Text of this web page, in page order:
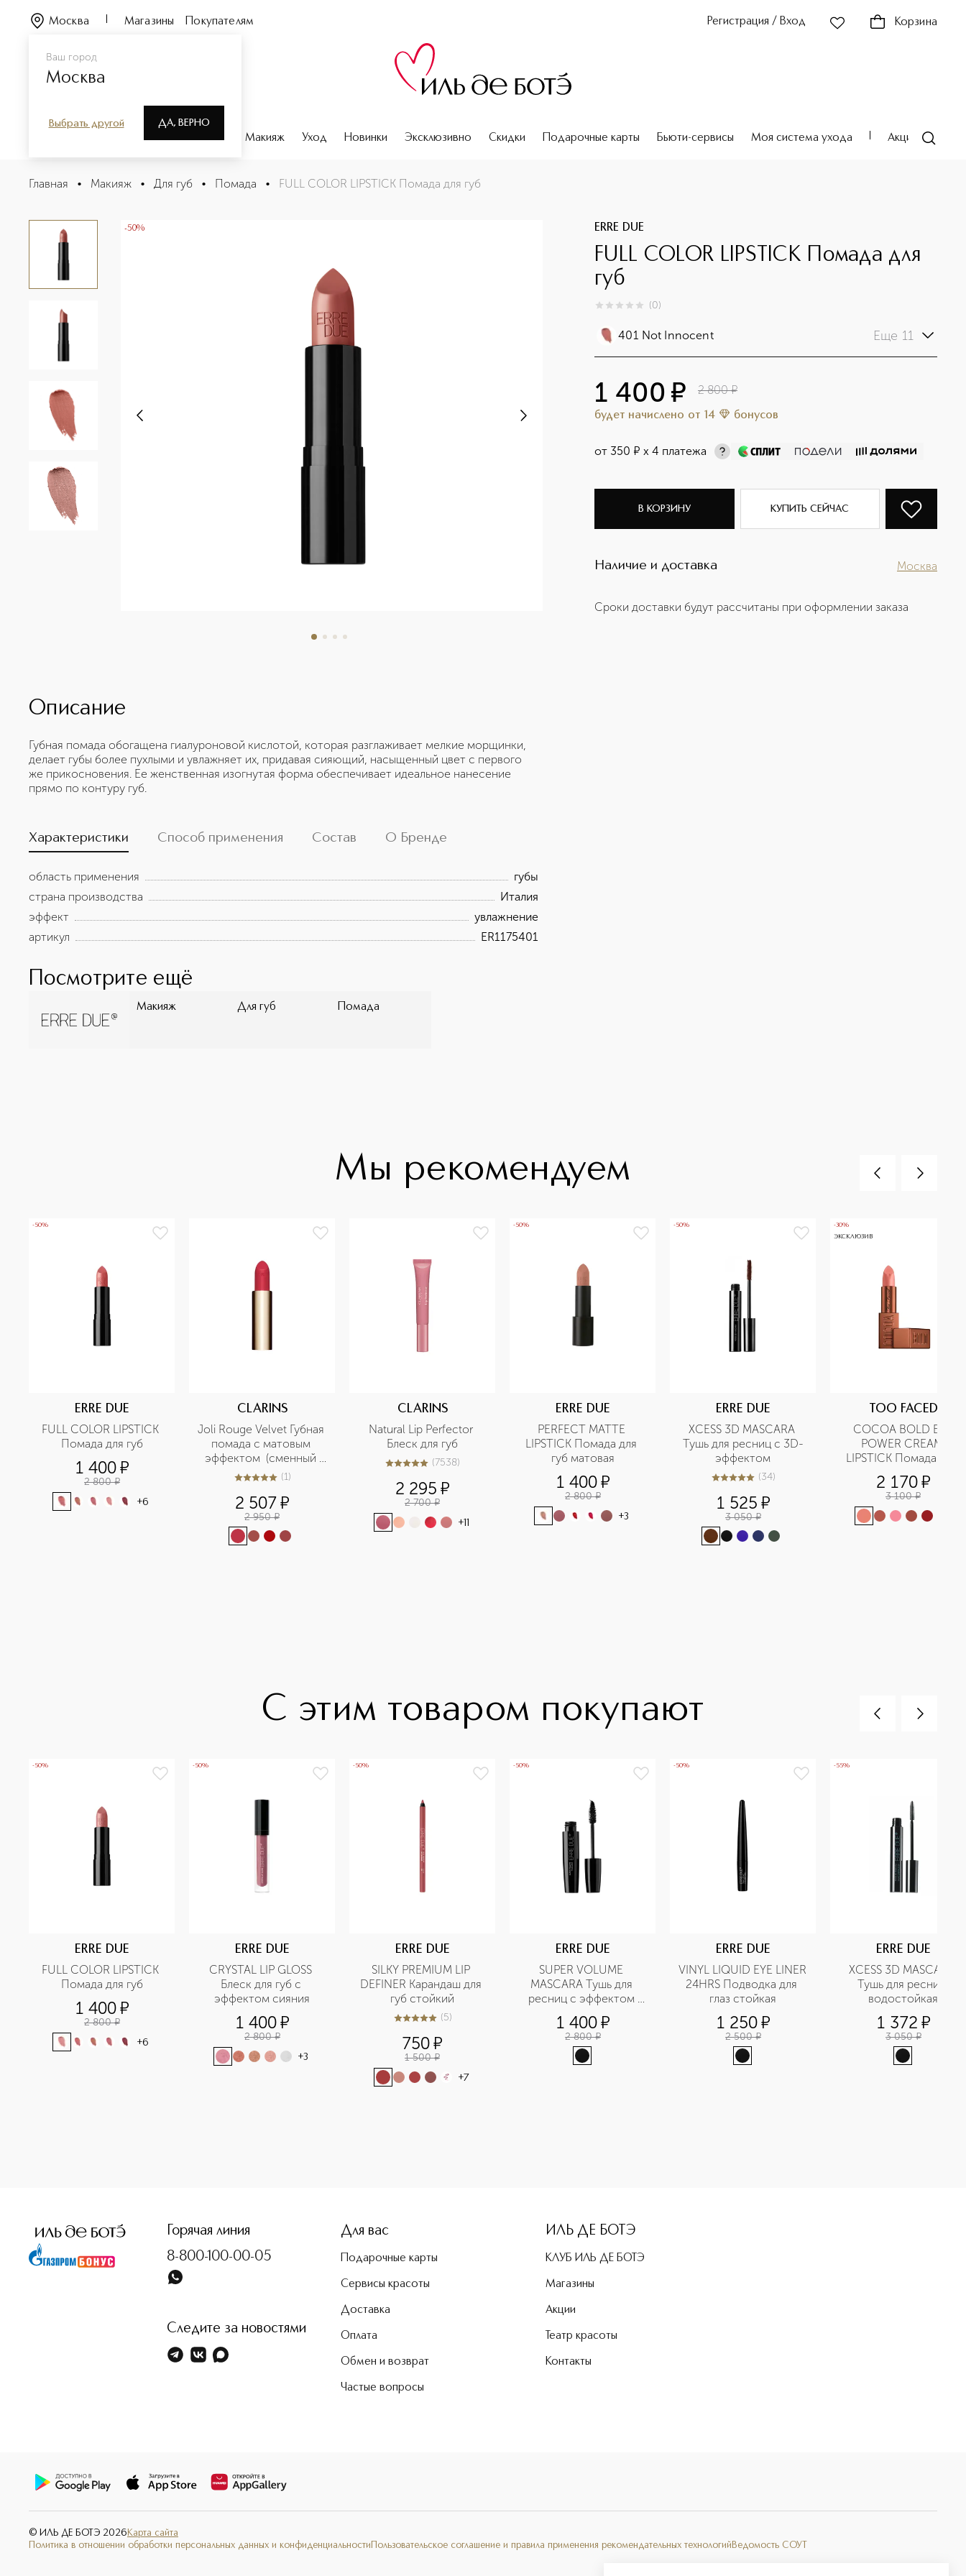
Ваш город
Москва
Выбрать другой ДА, ВЕРНО
Москва Магазины Покупателям Регистрация / Вход Корзина
Парфюмерия Макияж Уход Новинки Эксклюзивно Скидки Подарочные карты Бьюти-сервисы Моя система ухода Акции
FULL COLOR LIPSTICK Помада для губ
Описание
Главная • Макияж • Для губ • Помада • FULL COLOR LIPSTICK Помада для губ
-50% ERRE DUE
FULL COLOR LIPSTICK Помада для
губ
0из 0 (0)
401 Not Innocent Еще 11
1 400 ¤ 2 800 ¤
будет начислено от 14 бонусов
от 350 ¤ х 4 платежа
В КОРЗИНУ КУПИТЬ СЕЙЧАС
Наличие и доставка Москва
Сроки доставки будут рассчитаны при оформлении заказа
Описание
Губная помада обогащена гиалуроновой кислотой, которая разглаживает мелкие морщинки,
делает губы более пухлыми и увлажняет их, придавая сияющий, насыщенный цвет с первого
же прикосновения. Ее женственная изогнутая форма обеспечивает идеальное нанесение
прямо по контуру губ.
Характеристики Способ применения Состав О Бренде
область применения
губы
страна производства
Италия
эффект
увлажнение
артикул
ER1175401
Посмотрите ещё
Макияж Для губ Помада
Мы рекомендуем
-50%
ERRE DUE
FULL COLOR LIPSTICK
Помада для губ
1 400¤
2 800 ¤
+6
CLARINS
Joli Rouge Velvet Губная
помада с матовым
эффектом  (сменный
стик)
5из 51 (1)
2 507¤
2 950 ¤
CLARINS
Natural Lip Perfector
Блеск для губ
5из 57538 (7538)
2 295 ¤
2 700 ¤
+11
-50%
ERRE DUE
PERFECT MATTE
LIPSTICK Помада для
губ матовая
1 400¤
2 800 ¤
+3
-50%
ERRE DUE
XCESS 3D MASCARA
Тушь для ресниц с 3D-
эффектом
4.9из534 (34)
1 525 ¤
3 050 ¤
-30%
ЭКСКЛЮЗИВ
TOO FACED
COCOA BOLD EM-
POWER CREAM
LIPSTICK Помада для
губ
2 170¤
3 100 ¤
С этим товаром покупают
-50%
ERRE DUE
FULL COLOR LIPSTICK
Помада для губ
1 400¤
2 800 ¤
+6
-50%
ERRE DUE
CRYSTAL LIP GLOSS
Блеск для губ с
эффектом сияния
1 400¤
2 800 ¤
+3
-50%
ERRE DUE
SILKY PREMIUM LIP
DEFINER Карандаш для
губ стойкий
5из 55 (5)
750¤
1 500 ¤
+7
-50%
ERRE DUE
SUPER VOLUME
MASCARA Тушь для
ресниц с эффектом
супер-объема
1 400¤
2 800 ¤
-50%
ERRE DUE
VINYL LIQUID EYE LINER
24HRS Подводка для
глаз стойкая
1 250¤
2 500 ¤
-55%
ERRE DUE
XCESS 3D MASCARA
Тушь для ресниц
водостойкая
1 372 ¤
3 050 ¤
Горячая линия
8-800-100-00-05
Следите за новостями
Для вас
Подарочные карты
Сервисы красоты
Доставка
Оплата
Обмен и возврат
Частые вопросы
ИЛЬ ДЕ БОТЭ
КЛУБ ИЛЬ ДЕ БОТЭ
Магазины
Акции
Театр красоты
Контакты
© ИЛЬ ДЕ БОТЭ 2026 Карта сайта
Политика в отношении обработки персональных данных и конфиденциальности Пользовательское соглашение и правила применения рекомендательных технологий Ведомость СОУТ